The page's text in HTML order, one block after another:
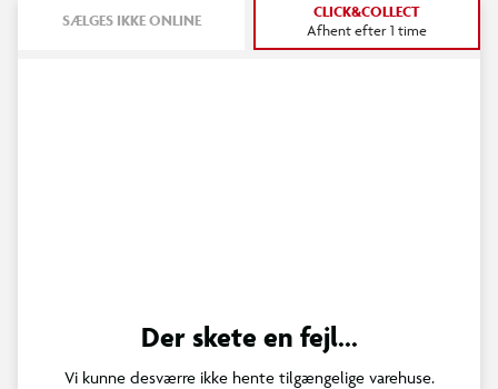
SÆLGES IKKE ONLINE CLICK&COLLECT
Afhent efter 1 time
Der skete en fejl...
Vi kunne desværre ikke hente tilgængelige varehuse.